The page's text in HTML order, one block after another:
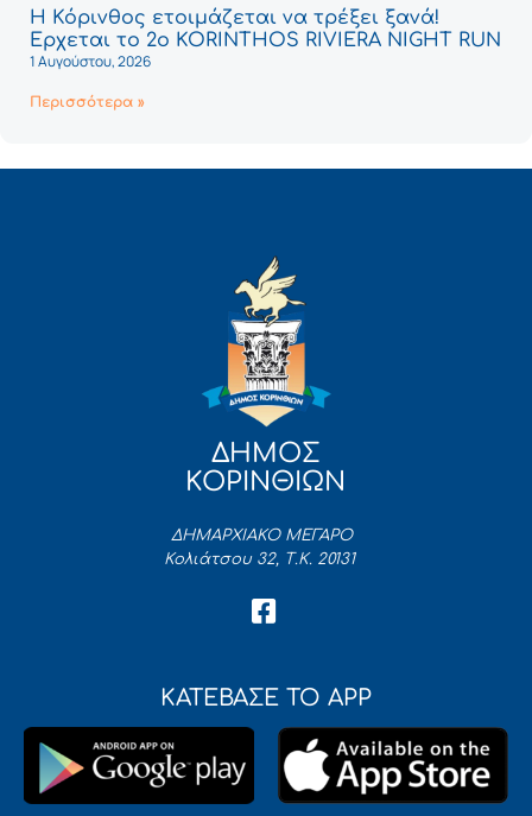
Η Κόρινθος ετοιμάζεται να τρέξει ξανά!
Έρχεται το 2ο KORINTHOS RIVIERA NIGHT RUN
1 Αυγούστου, 2026
Περισσότερα »
ΔΗΜΟΣ
ΚΟΡΙΝΘΙΩΝ
ΔΗΜΑΡΧΙΑΚΟ ΜΕΓΑΡΟ
Κολιάτσου 32, Τ.Κ. 20131
ΚΑΤΕΒΑΣΕ ΤΟ APP